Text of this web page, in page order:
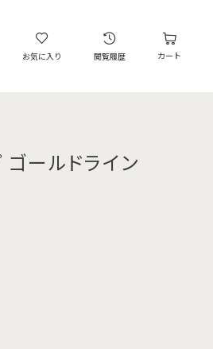
お気に入り 閲覧履歴 カート
ールドライン